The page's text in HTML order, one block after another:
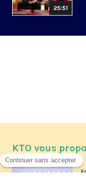
25:51
KTO vous